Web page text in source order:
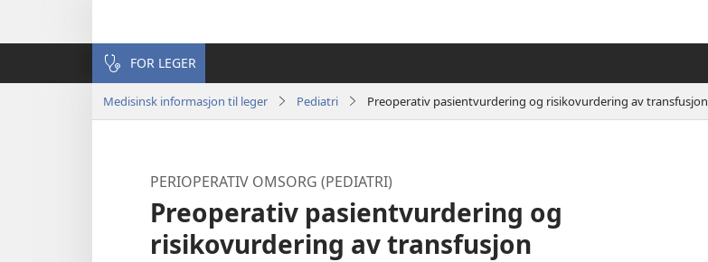
FOR LEGER
Medisinsk informasjon til leger Pediatri Preoperativ pasientvurdering og risikovurdering av transfusjon
PERIOPERATIV OMSORG (PEDIATRI)
Preoperativ pasientvurdering og
risikovurdering av transfusjon